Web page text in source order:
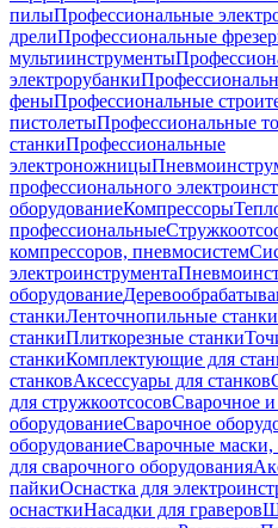
пилыПрофессиональные
дрелиПрофессиональные
мультиинструменты
электрорубанки
феныПрофессиональные
пистолетыПрофессиональные
станкиПрофессиональные
электроножницы
профессионального
оборудованиеКомпрессоры
профессиональные
компрессоров, пневмосистем
электроинструмента
оборудование
станкиЛенточнопильные станки
станкиПлиткорезные станки
станкиКомплектующие для
станковАксессуары для станков
для стружкоотсосовСварочное и
оборудованиеСварочное
оборудованиеСварочные маски,
для сварочного оборудования
пайкиОснастка для
оснасткиНасадки для граверов